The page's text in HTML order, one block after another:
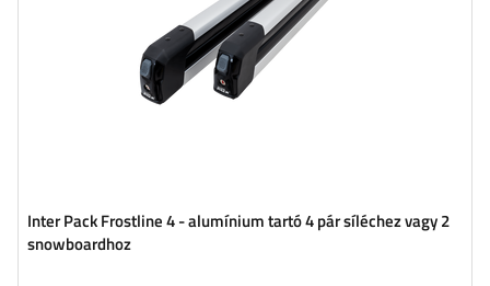
Inter Pack Frostline 4 - alumínium tartó 4 pár síléchez vagy 2
snowboardhoz